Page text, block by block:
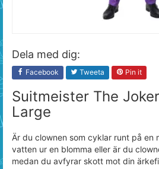
Dela med dig:
Facebook Tweeta Pin it
Suitmeister The
Large
Är du clownen som cyklar runt på en
vatten ur en blomma eller är du
medan du avfyrar skott mot din